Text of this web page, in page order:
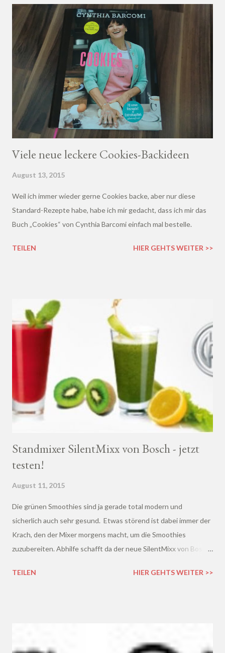
Viele neue leckere Cookies-Backideen
August 13, 2015
Weil ich immer wieder gerne Cookies backe, aber nur diese
Standard-Rezepte habe, habe ich mir gedacht, dass ich mir das
Buch „Cookies“ von Cynthia Barcomi einfach mal bestelle.
TEILEN HIER GEHTS WEITER >>
Standmixer SilentMixx von Bosch - jetzt
testen!
August 11, 2015
Die grünen Smoothies sind ja gerade total modern und
sicherlich auch sehr gesund. Etwas störend ist dabei immer der
Krach, den der Mixer morgens macht, um die Smoothies
zuzubereiten. Abhilfe schafft da der neue SilentMixx von Bosch ,
Motto "Fitness im Glas, Wellness für die Ohren".
TEILEN HIER GEHTS WEITER >>